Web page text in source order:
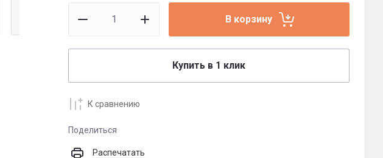
В корзину
Купить в 1 клик
К сравнению
Поделиться
Распечатать